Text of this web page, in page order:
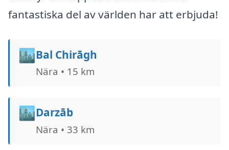
fantastiska del av världen har att erbjuda!
🏙️Bal Chirāgh
Nära • 15 km
🏙️Darzāb
Nära • 33 km